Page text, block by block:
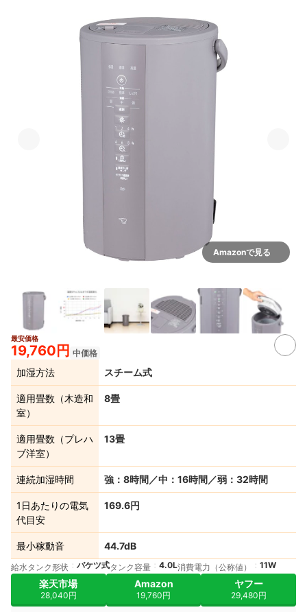
Amazonで見る
最安価格
19,760円 中価格
加湿方法 スチーム式
適用畳数（木造和
室）
8畳
適用畳数（プレハ
ブ洋室）
13畳
連続加湿時間 強：8時間／中：16時間／弱：32時間
1日あたりの電気
代目安
169.6円
最小稼動音 44.7dB
給水タンク形状 バケツ式タンク容量 4.0L消費電力（公称値） 11W
楽天市場
28,040円
Amazon
19,760円
ヤフー
29,480円